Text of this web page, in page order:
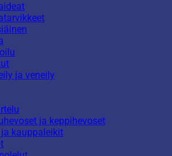
ja veneily
ja keppihevoset
ja kauppaleikit